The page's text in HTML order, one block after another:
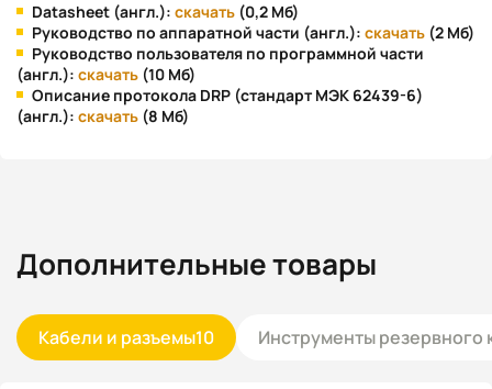
Datasheet (англ.): скачать (0,2 Мб)
Руководство по аппаратной части (англ.): скачать (2 Мб)
Руководство пользователя по программной части
(англ.): скачать (10 Мб)
Описание протокола DRP (стандарт МЭК 62439-6)
(англ.): скачать (8 Мб)
Дополнительные товары
Кабели и разъемы10 Инструменты резервного